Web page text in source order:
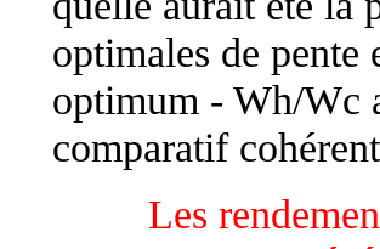
optimales de
optimum - Wh/Wc
comparatif
Les